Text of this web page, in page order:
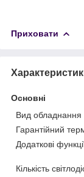
Приховати
Основні
Вид обладнання
Гарантійний
Додаткові
Кількість